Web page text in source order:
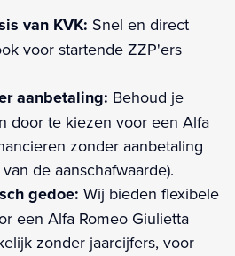
van KVK: Snel en direct
voor startende ZZP'ers
aanbetaling: Behoud je
door te kiezen voor een Alfa
zonder aanbetaling
de aanschafwaarde).
gedoe: Wij bieden flexibele
een Alfa Romeo Giulietta
zonder jaarcijfers, voor